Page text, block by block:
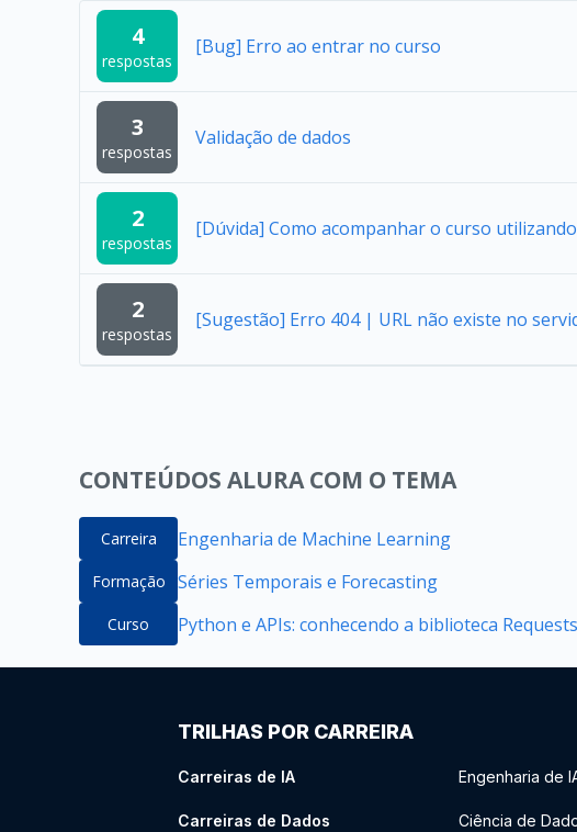
4
respostas
[Bug] Erro ao entrar no curso
3
respostas
Validação de dados
2
respostas
[Dúvida] Como acompanhar o curso
2
respostas
[Sugestão] Erro 404 | URL não existe no
CONTEÚDOS ALURA COM O TEMA
Carreira Engenharia de Machine Learning
Formação Séries Temporais e Forecasting
Curso Python e APIs: conhecendo a biblioteca Requests
TRILHAS POR CARREIRA
Carreiras de IA Engenharia de
Carreiras de Dados Ciência de